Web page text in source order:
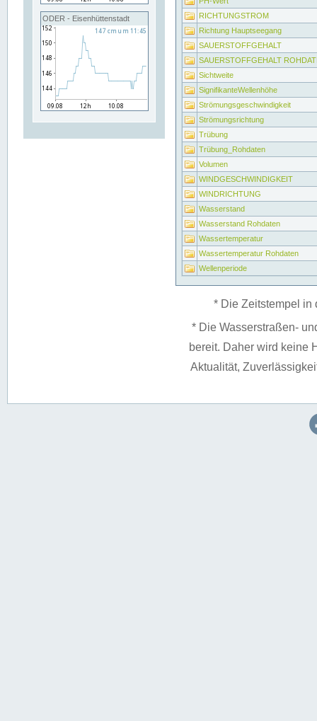
ODER - Eisenhüttenstadt
RICHTUNGSTROM
Richtung Hauptseegang
SAUERSTOFFGEHALT
SAUERSTOFFGEHALT
Sichtweite
SignifikanteWellenhöhe
Strömungsgeschwindigkeit
Strömungsrichtung
Trübung
Trübung_Rohdaten
Volumen
WINDGESCHWINDIGKEIT
WINDRICHTUNG
Wasserstand
Wasserstand Rohdaten
Wassertemperatur
Wassertemperatur Rohdaten
Wellenperiode
* Die Zeitstempel in
* Die Wasserstraßen-
bereit. Daher wird keine
Aktualität,